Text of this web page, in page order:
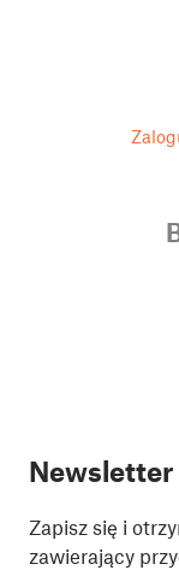
Newsletter
Zapisz się i
zawierający